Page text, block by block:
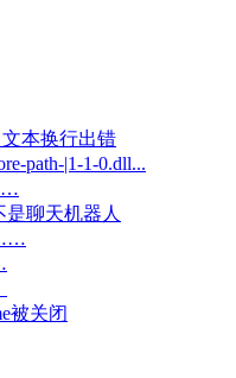
本换行出错
path-|1-1-0.dll...
聊天机器人
被关闭